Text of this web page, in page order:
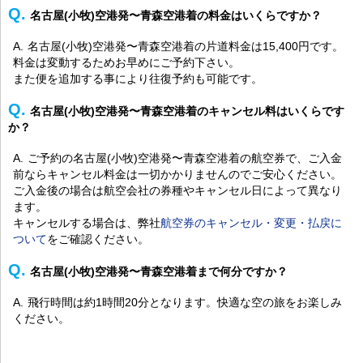
名古屋(小牧)空港発〜青森空港着の料金はいくらですか？
名古屋(小牧)空港発〜青森空港着の片道料金は15,400円です。
料金は変動するためお早めにご予約下さい。
また便を追加する事により往復予約も可能です。
名古屋(小牧)空港発〜青森空港着のキャンセル料はいくらです
か？
ご予約の名古屋(小牧)空港発〜青森空港着の航空券で、ご入金
前ならキャンセル料金は一切かかりませんのでご安心ください。
ご入金後の場合は航空会社の券種やキャンセル日によって異なり
ます。
キャンセルする場合は、弊社航空券のキャンセル・変更・払戻に
ついてをご確認ください。
名古屋(小牧)空港発〜青森空港着まで何分ですか？
飛行時間は約1時間20分となります。快適な空の旅をお楽しみ
ください。